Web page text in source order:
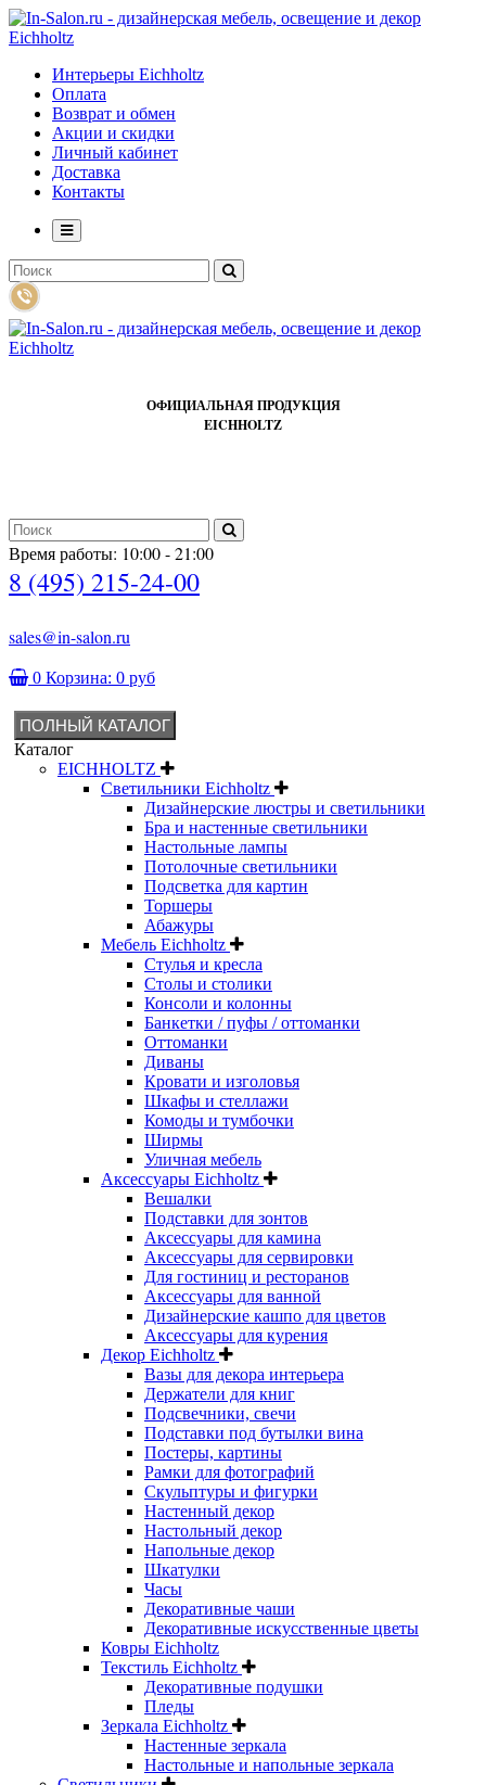
Интерьеры Eichholtz
Оплата
Возврат и обмен
Акции и скидки
Личный кабинет
Доставка
Контакты
ОФИЦИАЛЬНАЯ ПРОДУКЦИЯ
EICHHOLTZ
Время работы: 10:00 - 21:00
8 (495) 215-24-00
sales@in-salon.ru
0 Корзина: 0 руб
ПОЛНЫЙ КАТАЛОГ
Каталог
EICHHOLTZ
Светильники Eichholtz
Дизайнерские люстры и светильники
Бра и настенные светильники
Настольные лампы
Потолочные светильники
Подсветка для картин
Торшеры
Абажуры
Мебель Eichholtz
Стулья и кресла
Столы и столики
Консоли и колонны
Банкетки / пуфы / оттоманки
Оттоманки
Диваны
Кровати и изголовья
Шкафы и стеллажи
Комоды и тумбочки
Ширмы
Уличная мебель
Аксессуары Eichholtz
Вешалки
Подставки для зонтов
Аксессуары для камина
Аксессуары для сервировки
Для гостиниц и ресторанов
Аксессуары для ванной
Дизайнерские кашпо для цветов
Аксессуары для курения
Декор Eichholtz
Вазы для декора интерьера
Держатели для книг
Подсвечники, свечи
Подставки под бутылки вина
Постеры, картины
Рамки для фотографий
Скульптуры и фигурки
Настенный декор
Настольный декор
Напольные декор
Шкатулки
Часы
Декоративные чаши
Декоративные искусственные цветы
Ковры Eichholtz
Текстиль Eichholtz
Декоративные подушки
Пледы
Зеркала Eichholtz
Настенные зеркала
Настольные и напольные зеркала